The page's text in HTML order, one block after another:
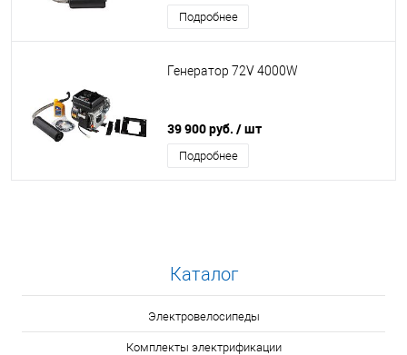
Подробнее
Генератор 72V 4000W
39 900 руб. / шт
Подробнее
Каталог
Электровелосипеды
Комплекты электрификации